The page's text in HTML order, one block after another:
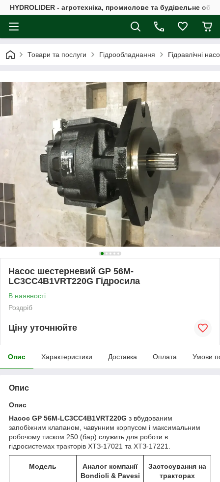
HYDROLIDER - агротехніка, промислове та будівельне
Товари та послуги Гідрообладнання Гідравлічні
Насос шестерневий GP 56M-
LC3CC4B1VRT220G Гідросила
В наявності
Роздріб
Ціну уточнюйте
Опис Характеристики Доставка Оплата Умови
Опис
Опис
Насос GP 56M-LC3CC4B1VRT220G з вбудованим
запобіжним клапаном, чавунним корпусом і максимальним
робочому тиском 250 (бар) служить для роботи в
гідросистемах тракторів ХТЗ-17021 та ХТЗ-17221.
Модель
Аналог компанії
Bondioli & Pavesi
Застосування на
тракторах